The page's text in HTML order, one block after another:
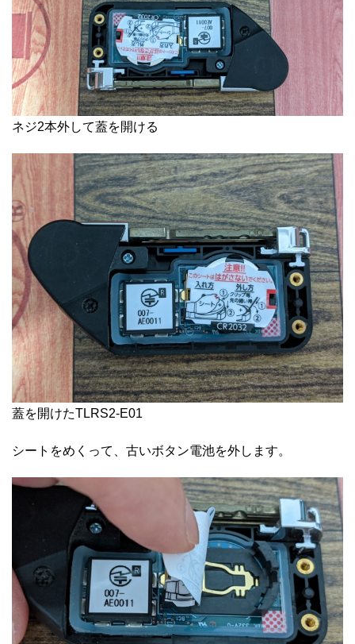
ネジ2本外して蓋を開ける
蓋を開けたTLRS2-E01
シートをめくって、古いボタン電池を外します。